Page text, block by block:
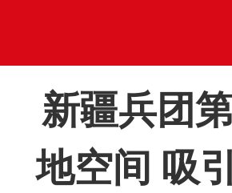
新疆兵团
地空间 吸